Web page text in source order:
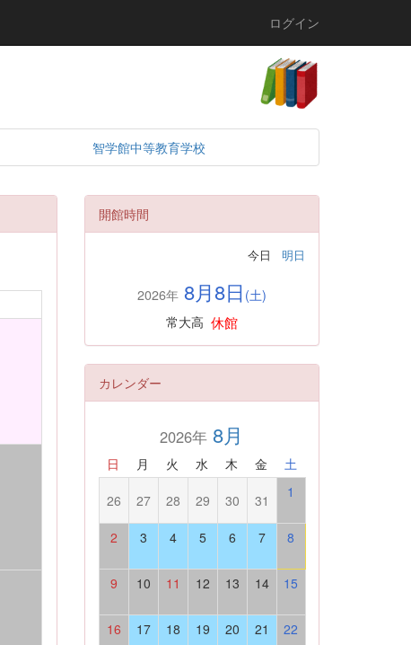
ログイン
智学館中等教育学校
開館時間
今日 明日
2026年 8月8日 (土)
常大高 休館
カレンダー
2026年 8月
日 月 火 水 木 金 土
26 27 28 29 30 31 1
2 3 4 5 6 7 8
9 10 11 12 13 14 15
16 17 18 19 20 21 22